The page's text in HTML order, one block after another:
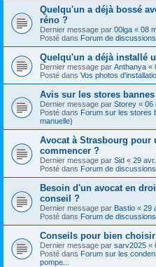
Quelqu'un a déjà bossé
réno ?
Dernier message par 00lga « 08
Posté dans Forum de
Quelqu'un a déjà installé
Dernier message par Anthanya «
Posté dans Vos photos
Avis sur les stores
Dernier message par Storey « 06
Posté dans Forum sur les stores
manuelle)
Avocat à Strasbourg
commencer ?
Dernier message par Sid « 29
Posté dans Forum de
Besoin d'un avocat en
conseil ?
Dernier message par Bastio « 29
Posté dans Forum de
Conseils pour bien
Dernier message par sarv2025 «
Posté dans Forum sur les
pompe...